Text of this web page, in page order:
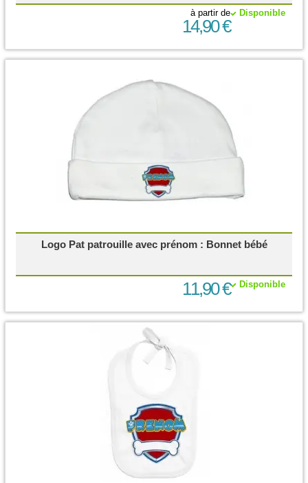
Disponible
à partir de
14,90 €
Logo Pat patrouille avec prénom : Bonnet bébé
Disponible
11,90 €